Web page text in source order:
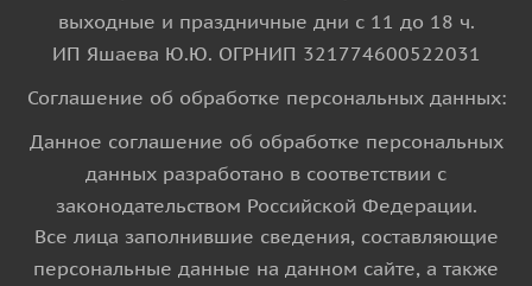
выходные и праздничные дни с 11 до 18 ч.
ИП Яшаева Ю.Ю. ОГРНИП 321774600522031
Соглашение об обработке персональных данных:
Данное соглашение об обработке персональных
данных разработано в соответствии с
законодательством Российской Федерации.
Все лица заполнившие сведения, составляющие
персональные данные на данном сайте, а также